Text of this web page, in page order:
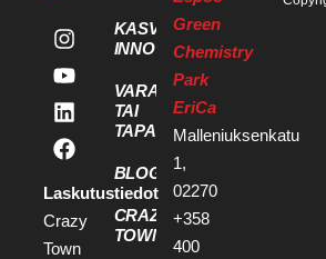
Laskutustiedot
Crazy
Town
KASVU- JA
INNOVAATIOPALVELUT
VARAA KOKOUS
TAI
TAPAHTUMATILA
BLOGI
CRAZY
TOWN
Green
Chemistry
Park
EriCa
Malleniuksenkatu
1,
02270
+358
400